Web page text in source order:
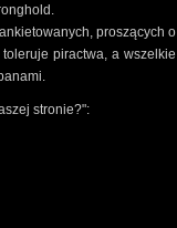
proszących o
piractwa, a wszelkie
stronie?":